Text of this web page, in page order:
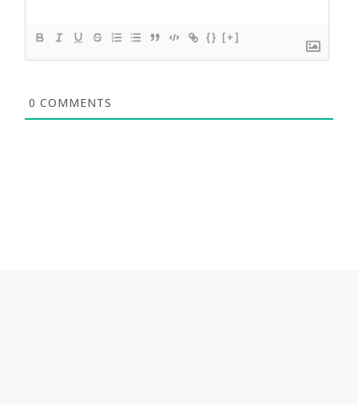
{} [+]
0 COMMENTS